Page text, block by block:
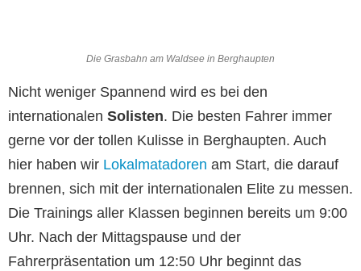
Die Grasbahn am Waldsee in Berghaupten
Nicht weniger Spannend wird es bei den
internationalen Solisten. Die besten Fahrer immer
gerne vor der tollen Kulisse in Berghaupten. Auch
hier haben wir Lokalmatadoren am Start, die darauf
brennen, sich mit der internationalen Elite zu messen.
Die Trainings aller Klassen beginnen bereits um 9:00
Uhr. Nach der Mittagspause und der
Fahrerpräsentation um 12:50 Uhr beginnt das